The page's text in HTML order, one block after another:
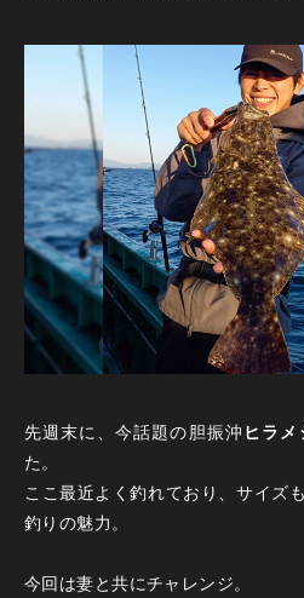
先週末に、今話題の胆振沖 ヒラ
た。
ここ最近よく釣れており、サイズ
釣りの魅力。
今回は妻と共にチャレンジ。